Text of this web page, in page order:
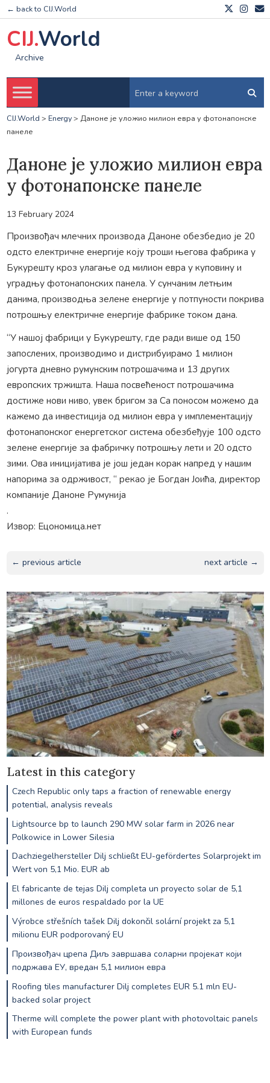
← back to CIJ.World
CIJ.World
Archive
CIJ.World > Energy> Даноне је уложио милион евра у фотонапонске
панеле
Даноне је уложио милион евра
у фотонапонске панеле
13 February 2024
Произвођач млечних производа Даноне обезбедио је 20
одсто електричне енергије коју троши његова фабрика у
Букурешту кроз улагање од милион евра у куповину и
уградњу фотонапонских панела. У сунчаним летњим
данима, производња зелене енергије у потпуности покрива
потрошњу електричне енергије фабрике током дана.
“У нашој фабрици у Букурешту, где ради више од 150
запослених, производимо и дистрибуирамо 1 милион
јогурта дневно румунским потрошачима и 13 других
европских тржишта. Наша посвећеност потрошачима
достиже нови ниво, увек бригом за Са поносом можемо да
кажемо да инвестиција од милион евра у имплементацију
фотонапонског енергетског система обезбеђује 100 одсто
зелене енергије за фабричку потрошњу лети и 20 одсто
зими. Ова иницијатива је још један корак напред у нашим
напорима за одрживост, “ рекао је Богдан Јоића, директор
компаније Даноне Румунија
.
Извор: Ецономица.нет
← previous article next article →
Latest in this category
Czech Republic only taps a fraction of renewable energy
potential, analysis reveals
Lightsource bp to launch 290 MW solar farm in 2026 near
Polkowice in Lower Silesia
Dachziegelhersteller Dilj schließt EU-gefördertes Solarprojekt im
Wert von 5,1 Mio. EUR ab
El fabricante de tejas Dilj completa un proyecto solar de 5,1
millones de euros respaldado por la UE
Výrobce střešních tašek Dilj dokončil solární projekt za 5,1
milionu EUR podporovaný EU
Произвођач црепа Диљ завршава соларни пројекат који
подржава ЕУ, вредан 5,1 милион евра
Roofing tiles manufacturer Dilj completes EUR 5.1 mln EU-
backed solar project
Therme will complete the power plant with photovoltaic panels
with European funds